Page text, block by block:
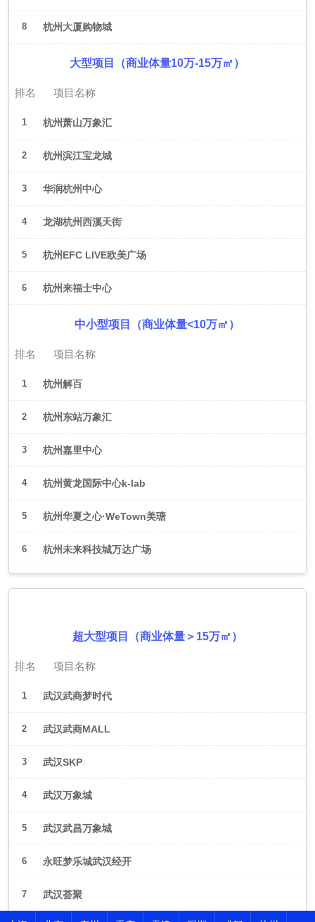
8 杭州大厦购物城
大型项目（商业体量10万-15万㎡）
排名 项目名称
1 杭州萧山万象汇
2 杭州滨江宝龙城
3 华润杭州中心
4 龙湖杭州西溪天街
5 杭州EFC LIVE欧美广场
6 杭州来福士中心
中小型项目（商业体量<10万㎡）
排名 项目名称
1 杭州解百
2 杭州东站万象汇
3 杭州嘉里中心
4 杭州黄龙国际中心k-lab
5 杭州华夏之心·WeTown美瑭
6 杭州未来科技城万达广场
超大型项目（商业体量＞15万㎡）
排名 项目名称
1 武汉武商梦时代
2 武汉武商MALL
3 武汉SKP
4 武汉万象城
5 武汉武昌万象城
6 永旺梦乐城武汉经开
7 武汉荟聚